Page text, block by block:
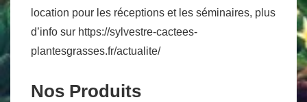
location pour les réceptions et les séminaires, plus
d’info sur https://sylvestre-cactees-
plantesgrasses.fr/actualite/
Nos Produits